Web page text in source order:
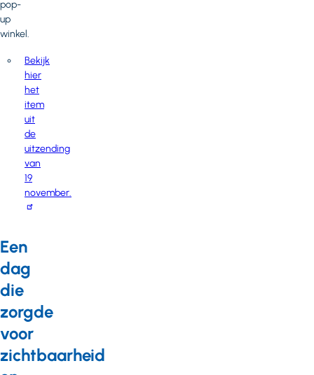
pop-
up
winkel.
Bekijk
hier
het
item
uit
de
uitzending
van
19
november.
Een
dag
die
zorgde
voor
zichtbaarheid